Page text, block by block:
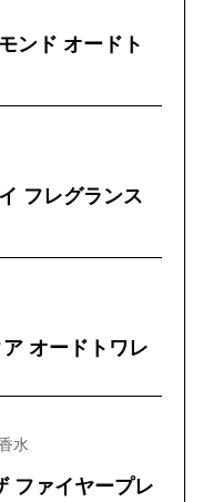
ンド オードト
フレグランス
オードトワレ
水
ファイヤープレ